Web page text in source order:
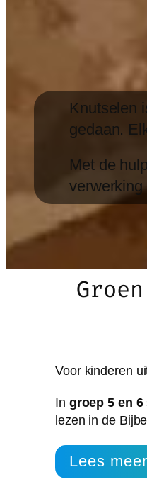
Knutselen
gedaan.
Met de
verwerking
Groen
Voor kinderen
In groep 5 en 6
lezen in de
Lees meer